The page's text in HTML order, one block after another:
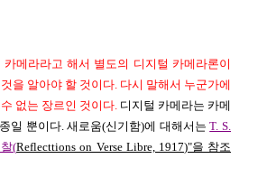
메라라고 해서 별도의 디지털 카메라론이
을 알아야 할 것이다. 다시 말해서 누군가에
없는 장르인 것이다. 디지털 카메라는 카메
일 뿐이다. 새로움(신기함)에 대해서는T. S.
(Reflecttions on Verse Libre, 1917)"을 참조